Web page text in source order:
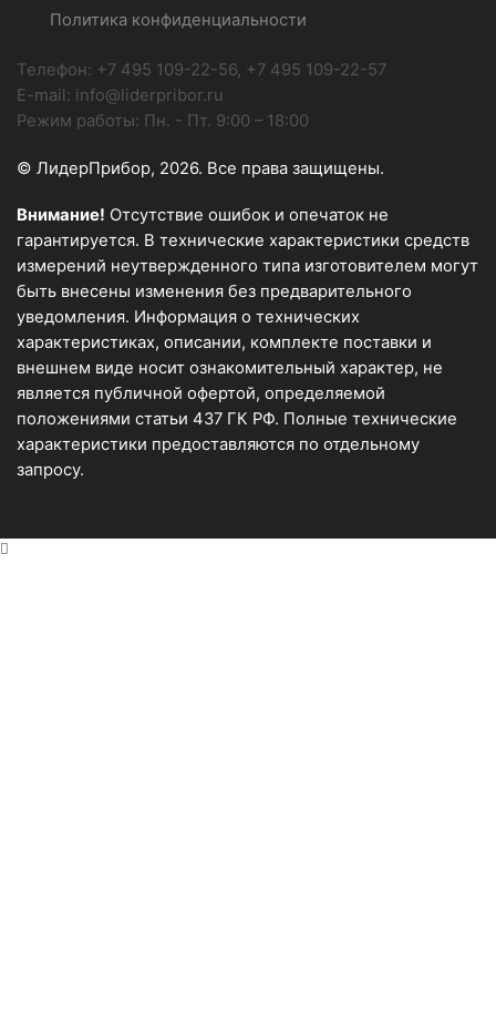
Политика конфиденциальности
Телефон: +7 495 109-22-56, +7 495 109-22-57
E-mail: info@liderpribor.ru
Режим работы: Пн. - Пт. 9:00 – 18:00
© ЛидерПрибор, 2026. Все права защищены.
Внимание! Отсутствие ошибок и опечаток не
гарантируется. В технические характеристики средств
измерений неутвержденного типа изготовителем могут
быть внесены изменения без предварительного
уведомления. Информация о технических
характеристиках, описании, комплекте поставки и
внешнем виде носит ознакомительный характер, не
является публичной офертой, определяемой
положениями статьи 437 ГК РФ. Полные технические
характеристики предоставляются по отдельному
запросу.